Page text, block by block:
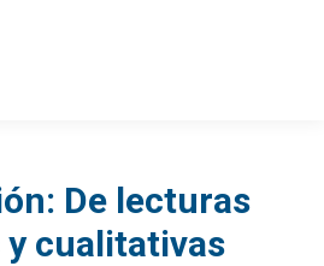
De lecturas
cualitativas